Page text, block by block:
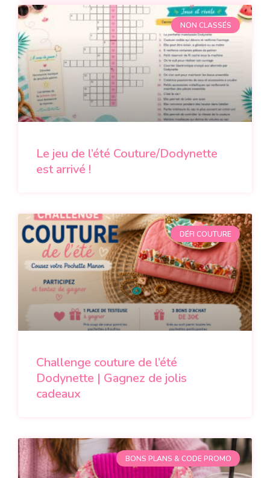
NON CLASSÉS
Le jeu de l’été Couture/Dodynette
est arrivé !
DÉFI COUTURE
Challenge couture de l’été
Dodynette | Gagnez de jolis
cadeaux
BONS PLANS & CODE PROMO